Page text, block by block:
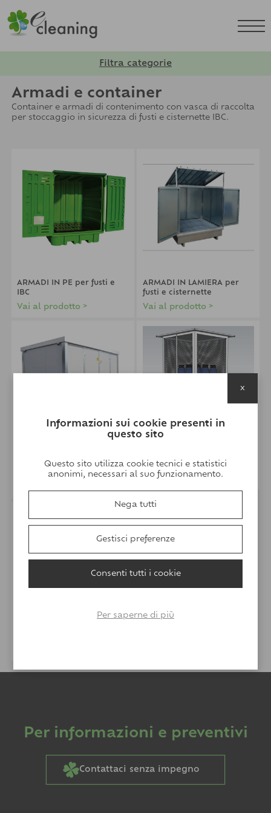
Filtra categorie
Armadi e container
Container e armadi di contenimento con vasca di raccolta
per stoccaggio in sicurezza di fusti e cisternette IBC.
ARMADI IN PE per fusti e
IBC
Vai al prodotto >
ARMADI IN LAMIERA per
fusti e cisternette
Vai al prodotto >
RACCOLTA per stoccaggio
Fusti e Cisternette
BOMBOLE
Vai al prodotto >
Per informazioni e preventivi
Contattaci senza impegno
Informazioni sui cookie presenti in
questo sito
Questo sito utilizza cookie tecnici e statistici
anonimi, necessari al suo funzionamento.
Nega tutti
Gestisci preferenze
Consenti tutti i cookie
Per saperne di più
x